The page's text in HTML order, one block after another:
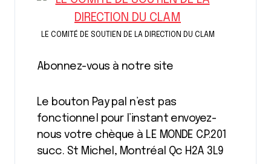
LE COMITÉ DE SOUTIEN DE LA DIRECTION DU CLAM
Abonnez-vous à notre site
Le bouton Pay pal n’est pas
fonctionnel pour l’instant envoyez-
nous votre chèque à LE MONDE C.P.201
succ. St Michel, Montréal Qc H2A 3L9